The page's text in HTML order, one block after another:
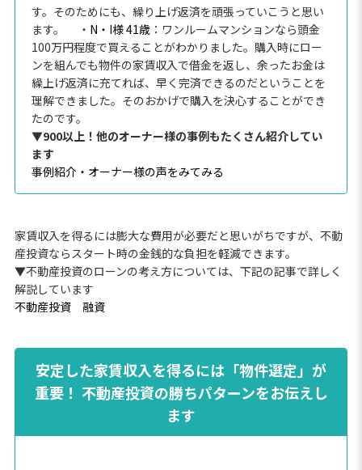
す。そのためにも、繰り上げ返済を頑張っていこうと思い
ます。
・ N・I様 41歳：ワンルームマンションなら頭金
100万円程度で買えることがわかりました。購入時にロー
ンを組んでも物件の家賃収入で借金を返し、余ったお金は
繰上げ返済に充てれば、早く完済できるのだということを
理解できました。そのおかげで購入を決心することができ
たのです。
▼900以上！他のオーナー様の事例もたくさん紹介してい
ます
事例紹介・オーナー様の声をみてみる
家賃収入を得るには膨大な費用が必要だと思いがちですが、不動
産投資ならスタート時の金銭的な負担を軽減できます。
▼不動産投資のローンの考え方については、下記の記事で詳しく
解説しています
不動産投資 融資
安定した家賃収入を得るには「物件選定」が
重要！ 不動産投資の勝ちパターンをお伝えし
ます